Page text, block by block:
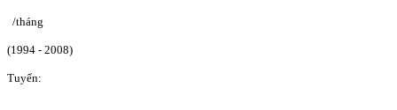
/tháng
(1994 - 2008)
Tuyển: